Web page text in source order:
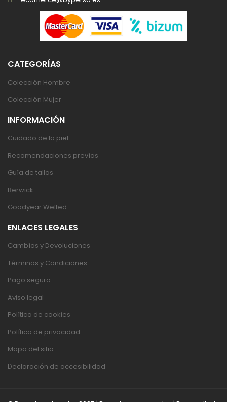
CATEGORÍAS
Colección Hombre
Colección Mujer
INFORMACIÓN
Cuidado de la piel
Recomendaciones prevías
Guía de tallas
Berwick
Goodyear Welted
ENLACES LEGALES
Cambíos y Devoluciones
Términos y Condiciones
Pago seguro
Aviso legal
Política de cookies
Política de privacidad
Mapa del sitio
Declaración de accesibilidad